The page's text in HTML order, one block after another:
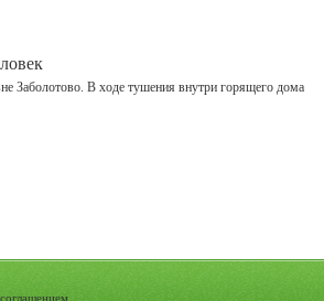
Заболотово. В ходе тушения внутри горящего дома